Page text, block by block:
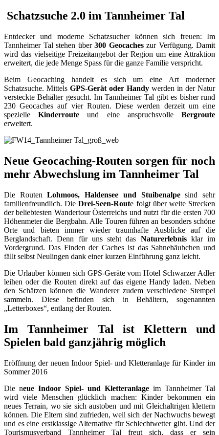
Schatzsuche 2.0 im Tannheimer Tal
Entdecker und moderne Schatzsucher können sich freuen: Im
Tannheimer Tal stehen über300 Geocacheszur Verfügung. Damit
wird das vielseitige Freizeitangebot der Region um eine Attraktion
erweitert, die jede Menge Spass für die ganze Familie verspricht.
Beim Geocaching handelt es sich um eine Art moderner
Schatzsuche. Mittels GPS-Gerät oder Handy werden in der Natur
versteckte Behälter gesucht. Im Tannheimer Tal gibt es bisher rund
230 Geocaches auf vier Routen. Diese werden derzeit um eine
spezielleKinderrouteund eine anspruchsvolleBergroute
erweitert.
Neue Geocaching-Routen sorgen für noch
mehr Abwechslung im Tannheimer Tal
Die Routen Lohmoos, Haldensee und Stuibenalpesind sehr
familienfreundlich. DieDrei-Seen-Route folgt über weite Strecken
der beliebtesten Wandertour Österreichs und nutzt für die ersten 700
Höhenmeter die Bergbahn. Alle Touren führen an besonders schöne
Orte und bieten immer wieder traumhafte Ausblicke auf die
Berglandschaft. Denn für uns steht das Naturerlebnisklar im
Vordergrund. Das Finden der Caches ist das Sahnehäubchen und
fällt selbst Neulingen dank einer kurzen Einführung ganz leicht.
Die Urlauber können sich GPS-Geräte vom Hotel Schwarzer Adler
leihen oder die Routen direkt auf das eigene Handy laden. Neben
den Schätzen können die Wanderer zudem verschiedene Stempel
sammeln. Diese befinden sich in Behältern, sogenannten
„Letterboxes“, entlang der Routen.
Im Tannheimer Tal ist Klettern und
Spielen bald ganzjährig möglich
Eröffnung der neuen Indoor Spiel- und Kletteranlage für Kinder im
Sommer 2016
Die neue Indoor Spiel- und Kletteranlage im Tannheimer Tal
wird viele Menschen glücklich machen: Kinder bekommen ein
neues Terrain, wo sie sich austoben und mit Gleichaltrigen klettern
können. Die Eltern sind zufrieden, weil sich der Nachwuchs bewegt
und es eine erstklassige Alternative für Schlechtwetter gibt. Und der
Tourismusverband Tannheimer Tal freut sich, dass er sein